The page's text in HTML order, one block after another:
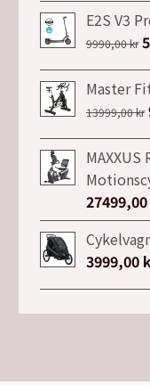
E2S V3
9990,00kr
Master
13999,00kr
27499,00
3999,00